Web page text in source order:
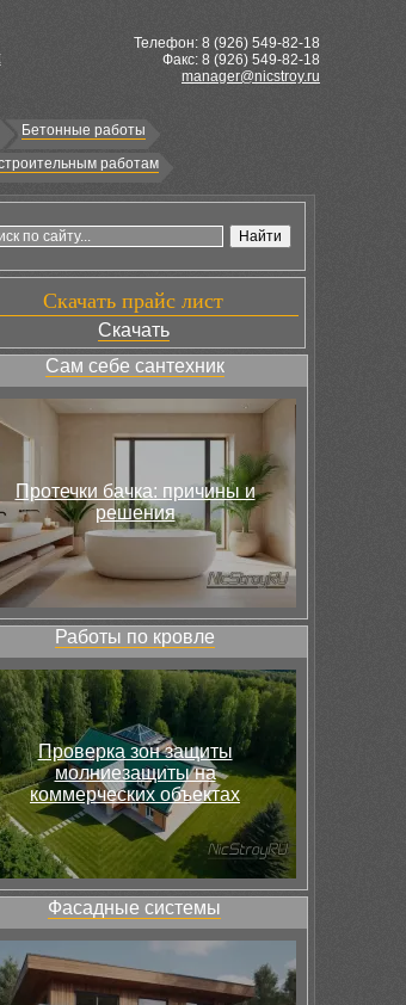
Телефон: 8 (926) 549-82-18
Факс: 8 (926) 549-82-18
manager@nicstroy.ru
Бетонные работы
работам
Скачать прайс лист
Скачать
Сам себе сантехник
Протечки бачка: причины и
решения
Работы по кровле
Проверка зон защиты
молниезащиты на
коммерческих объектах
Фасадные системы